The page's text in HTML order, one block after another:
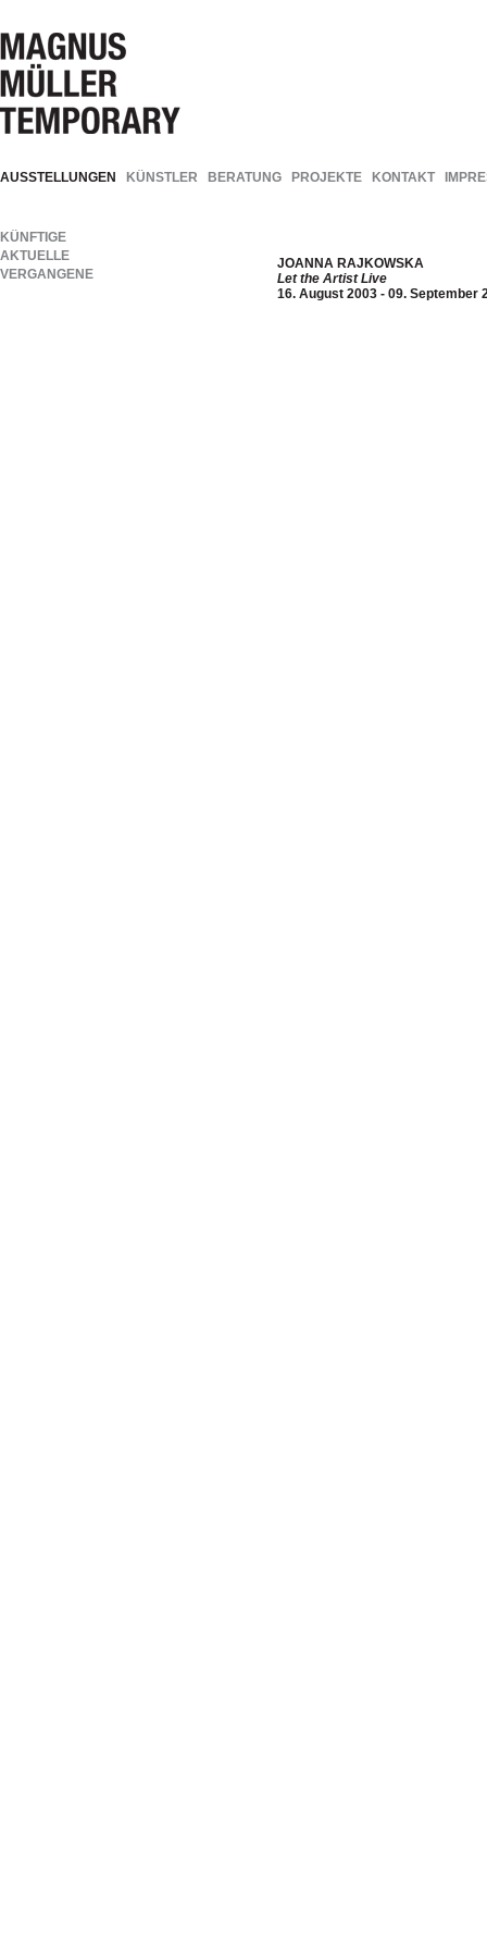
AUSSTELLUNGEN KÜNSTLER BERATUNG PROJEKTE KONTAKT
KÜNFTIGE
AKTUELLE
VERGANGENE
JOANNA RAJKOWSKA
Let the Artist Live
16. August 2003 - 09. September